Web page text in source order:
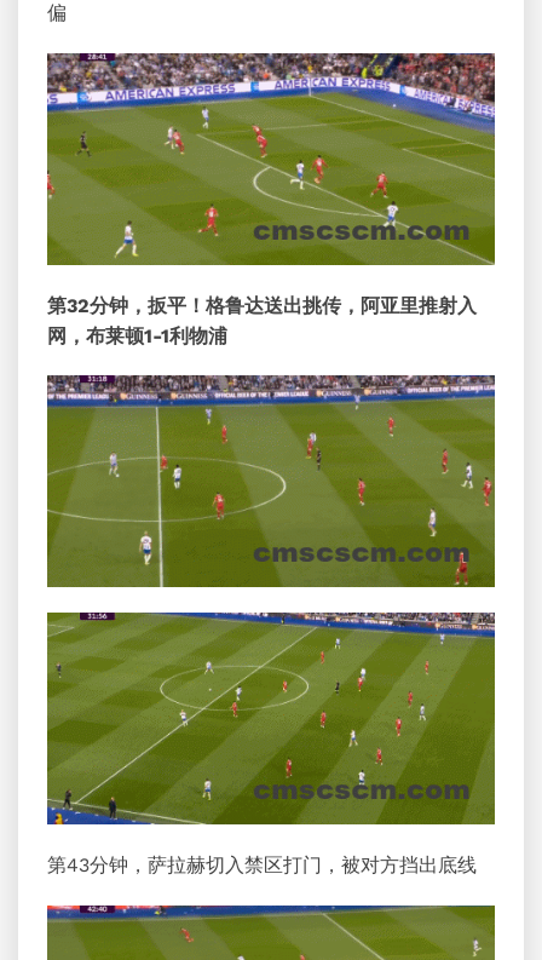
偏
第32分钟，扳平！格鲁达送出挑传，阿亚里推射入
网，布莱顿1-1利物浦
第43分钟，萨拉赫切入禁区打门，被对方挡出底线